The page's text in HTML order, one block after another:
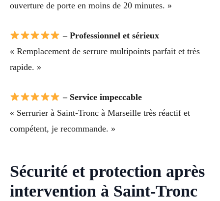
ouverture de porte en moins de 20 minutes. »
– Professionnel et sérieux
« Remplacement de serrure multipoints parfait et très
rapide. »
– Service impeccable
« Serrurier à Saint-Tronc à Marseille très réactif et
compétent, je recommande. »
Sécurité et protection après
intervention à Saint-Tronc